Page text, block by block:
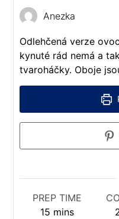
Anezka
Odlehčená verze
kynuté rád nemá a
tvaroháčky. Oboje
PREP TIME
15 minutes
mins